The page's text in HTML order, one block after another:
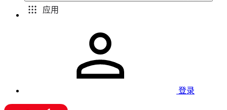
应用
登录